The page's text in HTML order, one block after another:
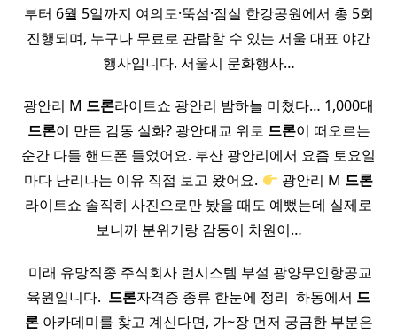
부터 6월 5일까지 여의도·뚝섬·잠실 한강공원에서 총 5회
진행되며, 누구나 무료로 관람할 수 있는 서울 대표 야간
행사입니다. 서울시 문화행사…
광안리 M 드론라이트쇼 광안리 밤하늘 미쳤다… 1,000대
드론이 만든 감동 실화? 광안대교 위로 드론이 떠오르는
순간 다들 핸드폰 들었어요. 부산 광안리에서 요즘 토요일
마다 난리나는 이유 직접 보고 왔어요.
광안리 M 드론
라이트쇼 솔직히 사진으로만 봤을 때도 예뻤는데 실제로
보니까 분위기랑 감동이 차원이…
​ 미래 유망직종 주식회사 런시스템 부설 광양무인항공교
육원입니다. ​ 드론자격증 종류 한눈에 정리 ​ 하동에서 드
론아카데미를 찾고 계신다면, 가~장 먼저 궁금한 부분은